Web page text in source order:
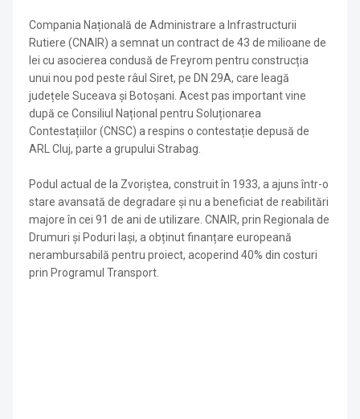
Compania Națională de Administrare a Infrastructurii
Rutiere (CNAIR) a semnat un contract de 43 de milioane de
lei cu asocierea condusă de Freyrom pentru construcția
unui nou pod peste râul Siret, pe DN 29A, care leagă
județele Suceava și Botoșani. Acest pas important vine
după ce Consiliul Național pentru Soluționarea
Contestațiilor (CNSC) a respins o contestație depusă de
ARL Cluj, parte a grupului Strabag.
Podul actual de la Zvoriștea, construit în 1933, a ajuns într-o
stare avansată de degradare și nu a beneficiat de reabilitări
majore în cei 91 de ani de utilizare. CNAIR, prin Regionala de
Drumuri și Poduri Iași, a obținut finanțare europeană
nerambursabilă pentru proiect, acoperind 40% din costuri
prin Programul Transport.